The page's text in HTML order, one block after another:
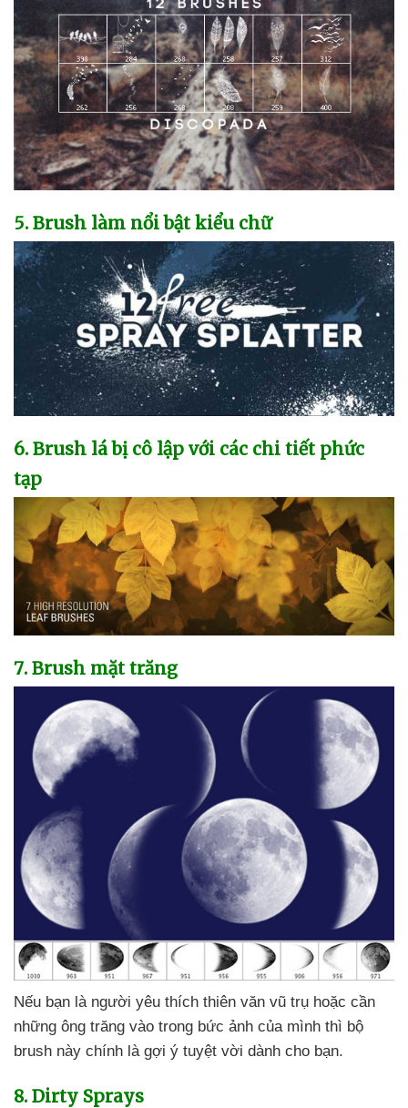
5. Brush làm nổi bật kiểu chữ
6. Brush lá bị cô lập với các chi tiết phức
tạp
7. Brush mặt trăng
Nếu bạn là người yêu thích thiên văn vũ trụ hoặc cần
những ông trăng vào trong bức ảnh của mình thì bộ
brush này chính là gợi ý tuyệt vời dành cho bạn.
8. Dirty Sprays